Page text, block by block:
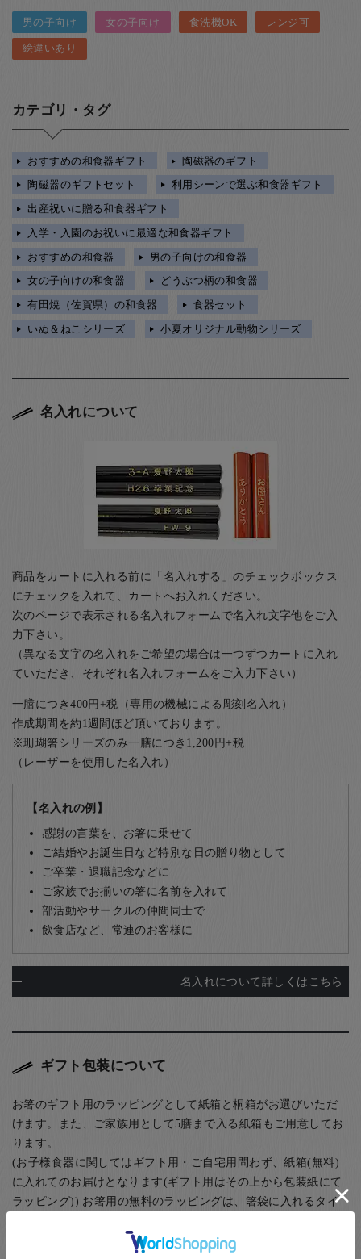
男の子向け 女の子向け 食洗機OK レンジ可
絵違いあり
カテゴリ・タグ
おすすめの和食器ギフト
陶磁器のギフト
陶磁器のギフトセット
利用シーンで選ぶ和食器ギフト
出産祝いに贈る和食器ギフト
入学・入園のお祝いに最適な和食器ギフト
おすすめの和食器
男の子向けの和食器
女の子向けの和食器
どうぶつ柄の和食器
有田焼（佐賀県）の和食器
食器セット
いぬ＆ねこシリーズ
小夏オリジナル動物シリーズ
名入れについて
商品をカートに入れる前に「名入れする」のチェックボックス
にチェックを入れて、カートへお入れください。
次のページで表示される名入れフォームで名入れ文字他をご入
力下さい。
（異なる文字の名入れをご希望の場合は一つずつカートに入れ
ていただき、それぞれ名入れフォームをご入力下さい）
一膳につき400円+税（専用の機械による彫刻名入れ）
作成期間を約1週間ほど頂いております。
※珊瑚箸シリーズのみ一膳につき1,200円+税
（レーザーを使用した名入れ）
【名入れの例】
感謝の言葉を、お箸に乗せて
ご結婚やお誕生日など特別な日の贈り物として
ご卒業・退職記念などに
ご家族でお揃いの箸に名前を入れて
部活動やサークルの仲間同士で
飲食店など、常連のお客様に
名入れについて詳しくはこちら
ギフト包装について
お箸のギフト用のラッピングとして紙箱と桐箱がお選びいただ
けます。また、ご家族用として5膳まで入る紙箱もご用意してお
ります。
(お子様食器に関してはギフト用・ご自宅用問わず、紙箱(無料)
に入れてのお届けとなります(ギフト用はその上から包装紙にて
ラッピング)) お箸用の無料のラッピングは、箸袋に入れるタイ
お箸用のギフトボックスをご注文いただいた方は、￥440-(税別)